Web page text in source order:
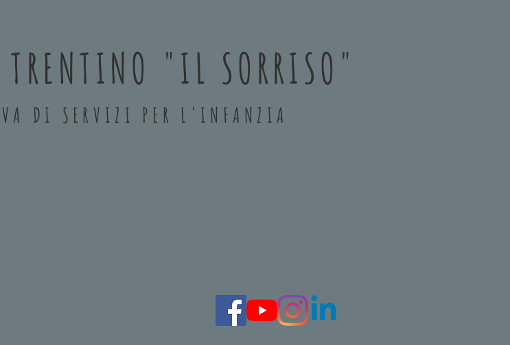
TRENTINO "IL SORRISO"
DI SERVIZI PER L'INFANZIA